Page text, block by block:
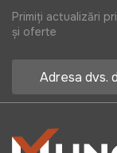
495 lei
Primiți actualizări
și oferte